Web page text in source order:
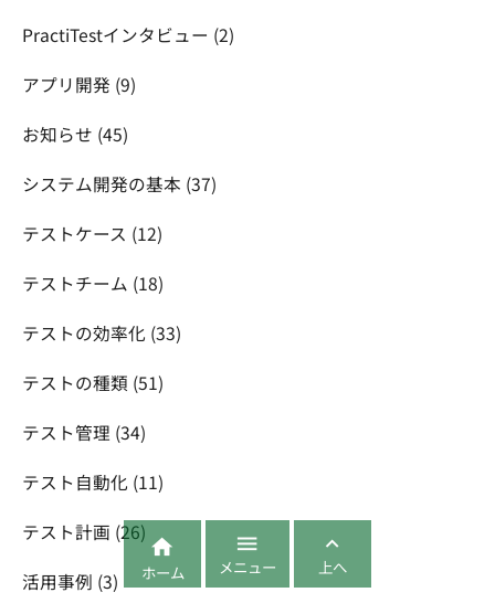
PractiTestインタビュー (2)
アプリ開発 (9)
お知らせ (45)
システム開発の基本 (37)
テストケース (12)
テストチーム (18)
テストの効率化 (33)
テストの種類 (51)
テスト管理 (34)
テスト自動化 (11)
テスト計画 (26)
活用事例 (3)

ホーム

メニュー

上へ